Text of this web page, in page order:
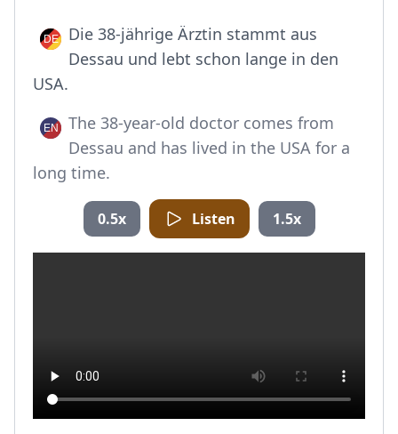
Die 38-jährige Ärztin stammt aus
Dessau und lebt schon lange in den
USA.
The 38-year-old doctor comes from
Dessau and has lived in the USA for a
long time.
0.5x Listen 1.5x